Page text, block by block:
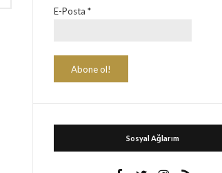
E-Posta*
Sosyal Ağlarım